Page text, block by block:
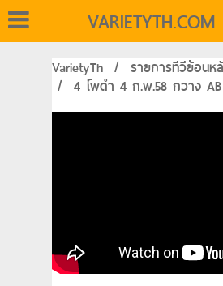
VARIETYTH.COM
VarietyTh / รายการทีวีย้อนห
/ 4 โพดำ 4 ก.พ.58 กวาง